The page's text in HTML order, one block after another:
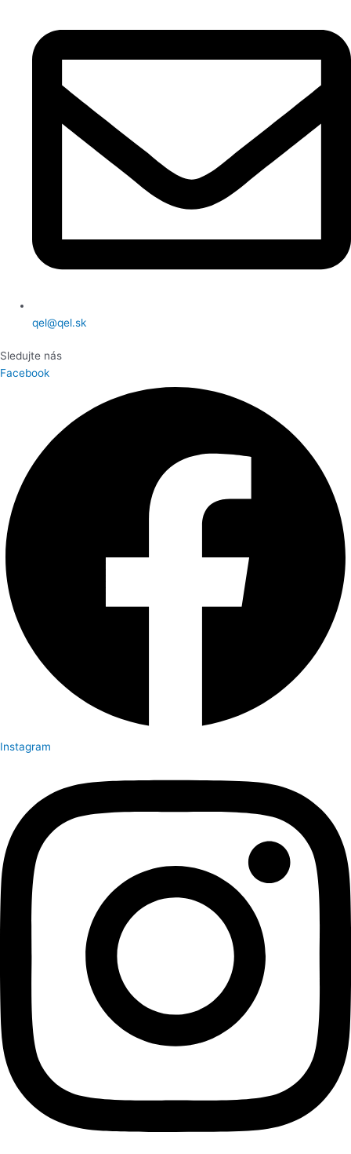
qel@qel.sk
Sledujte nás
Facebook
Instagram